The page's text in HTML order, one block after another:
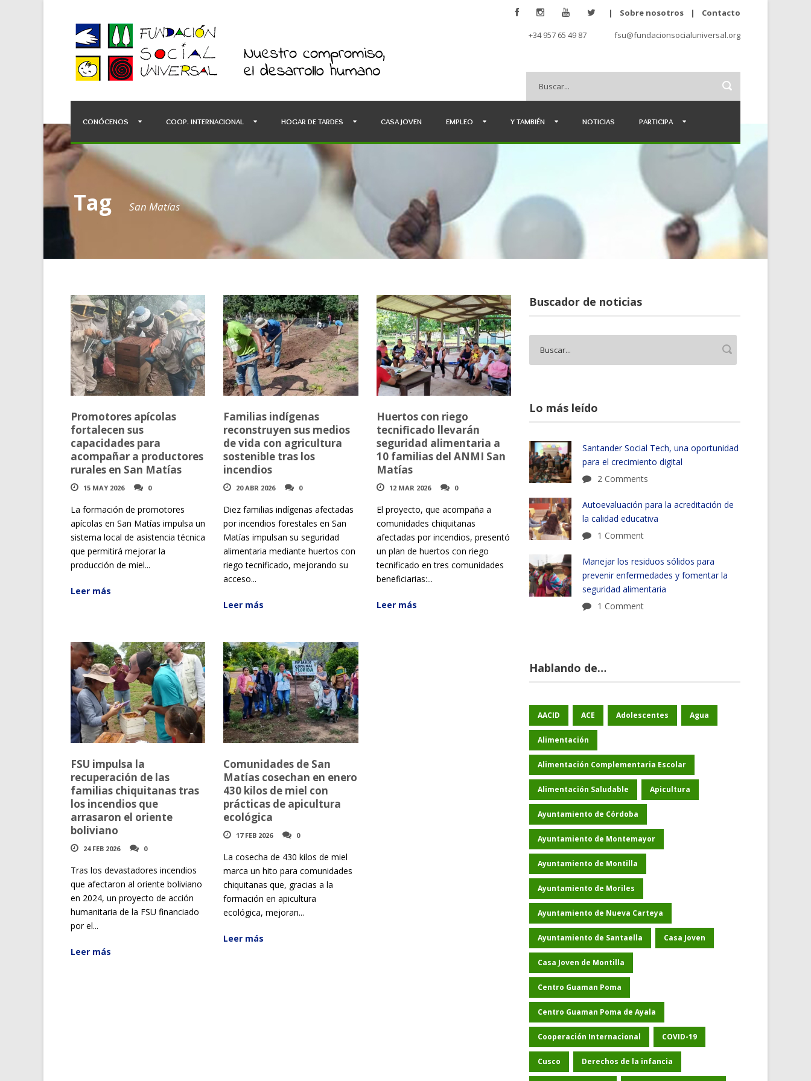
| Sobre nosotros | Contacto
+34 957 65 49 87 fsu@fundacionsocialuniversal.org
CONÓCENOS COOP. INTERNACIONAL HOGAR DE TARDES CASA JOVEN EMPLEO Y TAMBIÉN NOTICIAS PARTICIPA
Tag San Matías
Promotores apícolas
fortalecen sus
capacidades para
acompañar a productores
rurales en San Matías
15 MAY 2026 0
La formación de promotores
apícolas en San Matías impulsa un
sistema local de asistencia técnica
que permitirá mejorar la
producción de miel...
Leer más
Familias indígenas
reconstruyen sus medios
de vida con agricultura
sostenible tras los
incendios
20 ABR 2026 0
Diez familias indígenas afectadas
por incendios forestales en San
Matías impulsan su seguridad
alimentaria mediante huertos con
riego tecnificado, mejorando su
acceso...
Leer más
Huertos con riego
tecnificado llevarán
seguridad alimentaria a
10 familias del ANMI San
Matías
12 MAR 2026 0
El proyecto, que acompaña a
comunidades chiquitanas
afectadas por incendios, presentó
un plan de huertos con riego
tecnificado en tres comunidades
beneficiarias:...
Leer más
FSU impulsa la
recuperación de las
familias chiquitanas tras
los incendios que
arrasaron el oriente
boliviano
24 FEB 2026 0
Tras los devastadores incendios
que afectaron al oriente boliviano
en 2024, un proyecto de acción
humanitaria de la FSU financiado
por el...
Leer más
Comunidades de San
Matías cosechan en enero
430 kilos de miel con
prácticas de apicultura
ecológica
17 FEB 2026 0
La cosecha de 430 kilos de miel
marca un hito para comunidades
chiquitanas que, gracias a la
formación en apicultura
ecológica, mejoran...
Leer más
Buscador de noticias
Lo más leído
Santander Social Tech, una oportunidad
para el crecimiento digital
2 Comments
Autoevaluación para la acreditación de
la calidad educativa
1 Comment
Manejar los residuos sólidos para
prevenir enfermedades y fomentar la
seguridad alimentaria
1 Comment
Hablando de…
AACID ACE Adolescentes Agua
Alimentación
Alimentación Complementaria Escolar
Alimentación Saludable Apicultura
Ayuntamiento de Córdoba
Ayuntamiento de Montemayor
Ayuntamiento de Montilla
Ayuntamiento de Moriles
Ayuntamiento de Nueva Carteya
Ayuntamiento de Santaella Casa Joven
Casa Joven de Montilla
Centro Guaman Poma
Centro Guaman Poma de Ayala
Cooperación Internacional COVID-19
Cusco Derechos de la infancia